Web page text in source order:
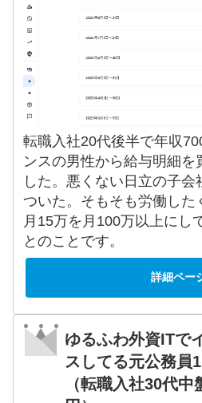
転職入社20代後半で年収
ンスの男性から給与明細を
した。悪くない日立の子
ついた。そもそも労働した
月15万を月100万以上にし
とのことです。
詳細ペー
ゆるふわ外資ITで
スしてる元公務員
（転職入社30代